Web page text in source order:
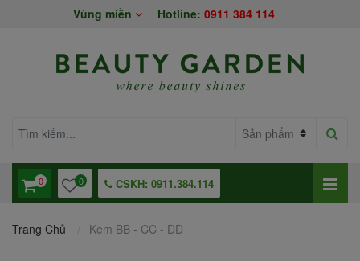
Vùng miền Hotline: 0911 384 114
0 0 CSKH: 0911.384.114
Trang Chủ Kem BB - CC - DD